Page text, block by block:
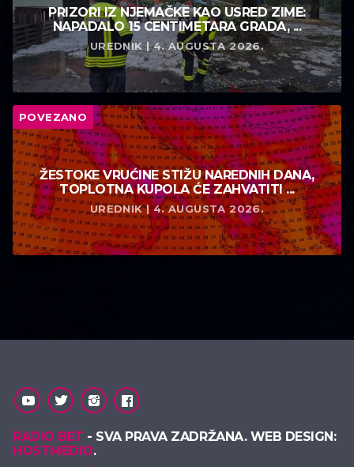
PRIZORI IZ NJEMAČKE KAO USRED ZIME:
NAPADALO 15 CENTIMETARA GRADA, ...
UREDNIK | 4. AUGUSTA 2026.
POVEZANO
ŽESTOKE VRUĆINE STIŽU NAREDNIH DANA,
TOPLOTNA KUPOLA ĆE ZAHVATITI ...
UREDNIK | 4. AUGUSTA 2026.
RADIO BET - SVA PRAVA ZADRŽANA. WEB DESIGN:
HOSTMEDIO.